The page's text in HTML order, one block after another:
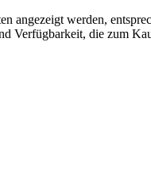
angezeigt werden,
Verfügbarkeit, die zum